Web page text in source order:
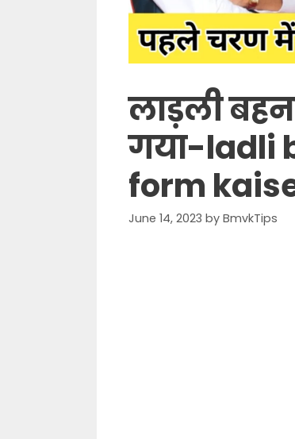
लाड़ली
गया-ladli
form
June 14, 2023 by BmvkTips